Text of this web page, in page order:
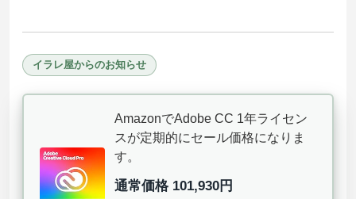
イラレ屋からのお知らせ
AmazonでAdobe CC 1年ライセン
スが定期的にセール価格になりま
す。
通常価格 101,930円